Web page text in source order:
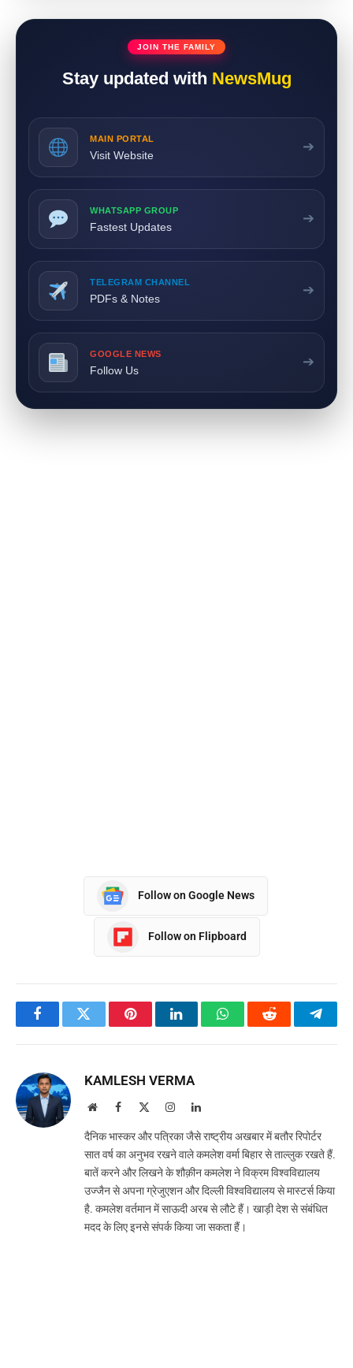
JOIN THE FAMILY
Stay updated with NewsMug
MAIN PORTAL
Visit Website
➔
WHATSAPP GROUP
Fastest Updates
➔
TELEGRAM CHANNEL
PDFs & Notes
➔
GOOGLE NEWS
Follow Us
➔
Follow on Google News
Follow on Flipboard
FacebookTwitter PinterestLinkedInWhatsAppReddit
KAMLESH VERMA
WebsiteFacebook InstagramLinkedIn
दैनिक भास्कर और पत्रिका जैसे राष्ट्रीय अखबार में बतौर रिपोर्टर
सात वर्ष का अनुभव रखने वाले कमलेश वर्मा बिहार से ताल्लुक रखते हैं.
बातें करने और लिखने के शौक़ीन कमलेश ने विक्रम विश्वविद्यालय
उज्जैन से अपना ग्रेजुएशन और दिल्ली विश्वविद्यालय से मास्टर्स किया
है. कमलेश वर्तमान में साऊदी अरब से लौटे हैं। खाड़ी देश से संबंधित
मदद के लिए इनसे संपर्क किया जा सकता हैं।